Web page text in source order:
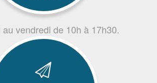
au vendredi de 10h à 17h30.